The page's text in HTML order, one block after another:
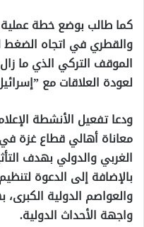
كما طالب بوضع خطة
والقطري في اتجاه الضغط
الموقف التركي الذي ما
لعودة العلاقات مع
ودعا تفعيل الأنشطة
معاناة أهالي قطاع غزة
الغربي والدولي بهدف
بالإضافة إلى الدعوة
والعواصم الدولية
واجهة الأحداث الدولية.